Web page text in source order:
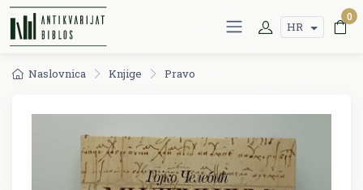
HR
0
Naslovnica Knjige Pravo